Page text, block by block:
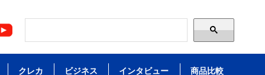
クレカ ビジネス インタビュー 商品比較